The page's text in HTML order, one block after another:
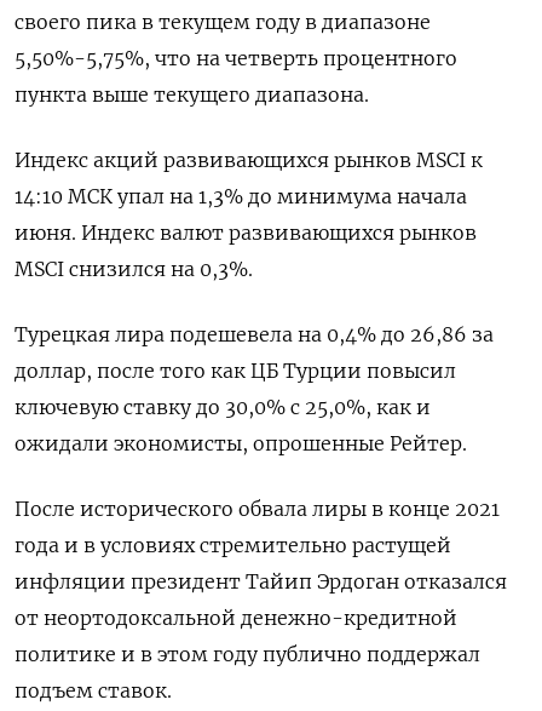
своего пика в текущем году в диапазоне
5,50%-5,75%, что на четверть процентного
пункта выше текущего диапазона.
Индекс акций развивающихся рынков MSCI к
14:10 МСК упал на 1,3% до минимума начала
июня. Индекс валют развивающихся рынков
MSCI снизился на 0,3%.
Турецкая лира подешевела на 0,4% до 26,86 за
доллар, после того как ЦБ Турции повысил
ключевую ставку до 30,0% с 25,0%, как и
ожидали экономисты, опрошенные Рейтер.
После исторического обвала лиры в конце 2021
года и в условиях стремительно растущей
инфляции президент Тайип Эрдоган отказался
от неортодоксальной денежно-кредитной
политике и в этом году публично поддержал
подъем ставок.